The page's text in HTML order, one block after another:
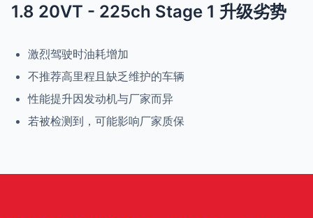
1.8 20VT - 225ch Stage 1 升级劣势
激烈驾驶时油耗增加
不推荐高里程且缺乏维护的车辆
性能提升因发动机与厂家而异
若被检测到，可能影响厂家质保